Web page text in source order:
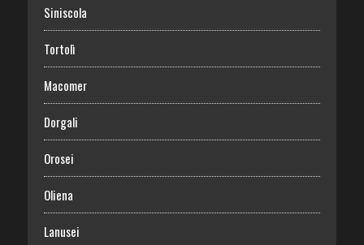
Siniscola
Tortolì
Macomer
Dorgali
Orosei
Oliena
Lanusei